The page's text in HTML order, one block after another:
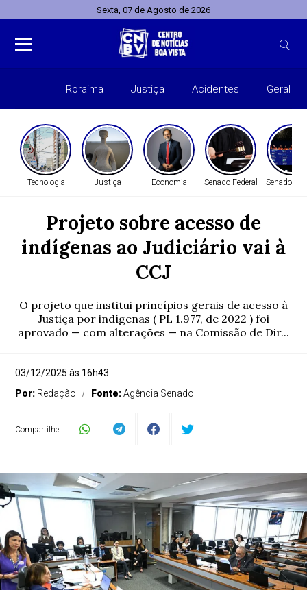
Sexta, 07 de Agosto de 2026
Roraima Justiça Acidentes Geral
Tecnologia Justiça Economia Senado Federal Senado
Projeto sobre acesso de
indígenas ao Judiciário vai à
CCJ
O projeto que institui princípios gerais de acesso à
Justiça por indígenas ( PL 1.977, de 2022 ) foi
aprovado — com alterações — na Comissão de Dir...
03/12/2025 às 16h43
Por: Redação Fonte:Agência Senado
Compartilhe: